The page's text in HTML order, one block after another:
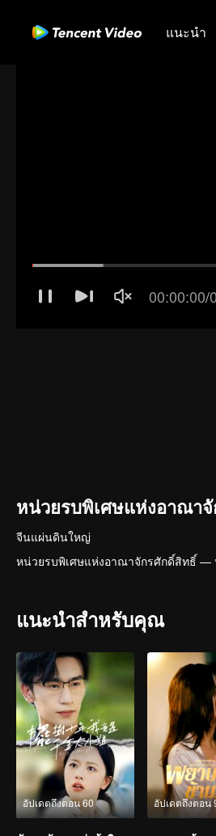
แนะนำ
หน่วยรบพิเศษแห่งอาณา
จีนแผ่นดินใหญ่
หน่วยรบพิเศษแห่งอาณาจักรศักดิ์สิทธิ์ —
แนะนำสำหรับคุณ
อัปเดตถึงตอน 60 อัปเดตถึงตอน